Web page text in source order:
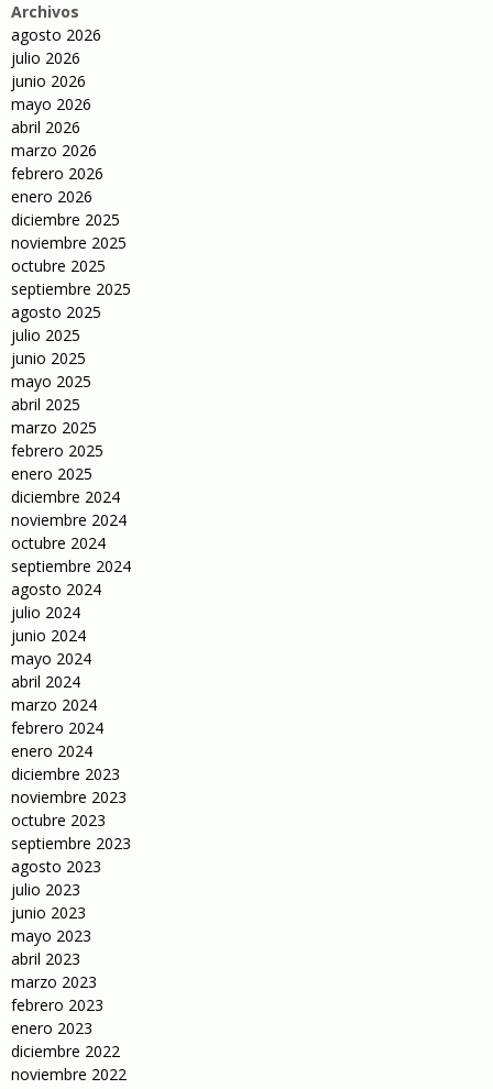
Archivos
agosto 2026
julio 2026
junio 2026
mayo 2026
abril 2026
marzo 2026
febrero 2026
enero 2026
diciembre 2025
noviembre 2025
octubre 2025
septiembre 2025
agosto 2025
julio 2025
junio 2025
mayo 2025
abril 2025
marzo 2025
febrero 2025
enero 2025
diciembre 2024
noviembre 2024
octubre 2024
septiembre 2024
agosto 2024
julio 2024
junio 2024
mayo 2024
abril 2024
marzo 2024
febrero 2024
enero 2024
diciembre 2023
noviembre 2023
octubre 2023
septiembre 2023
agosto 2023
julio 2023
junio 2023
mayo 2023
abril 2023
marzo 2023
febrero 2023
enero 2023
diciembre 2022
noviembre 2022